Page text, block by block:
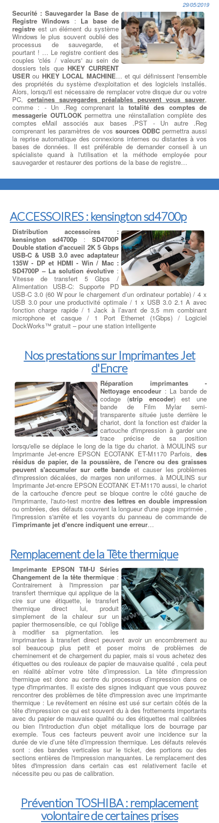
29/05/2019
Securité : Sauvegarder la Base de
Registre Windows : La base de
registre est un élément du système
Windows le plus souvent oublié des
processus de sauvegarde, et
pourtant ! … Le registre contient des
couples 'clés / valeurs' au sein de
dossiers tels que HKEY CURRENT
USER ou HKEY LOCAL MACHINE… et qui définissent l'ensemble
des propriétés du système d'exploitation et des logiciels installés.
Alors, lorsqu'il est nécessaire de remplacer votre disque dur ou votre
PC, certaines sauvegardes préalables peuvent vous sauver,
comme : - Un .Reg comprenant la totalité des comptes de
messagerie OUTLOOKpermettra une réinstallation complète des
comptes eMail associés aux bases .PST - Un autre .Reg
comprenant les paramètres de vos sources ODBCpermettra aussi
la reprise automatique des connexions internes ou distantes à vos
bases de données. Il est préférable de demander conseil à un
spécialiste quand à l'utilisation et la méthode employée pour
sauvegarder et restaurer des portions de la base de registre…
ACCESSOIRES : kensington sd4700p
Distribution accessoires :
kensington sd4700p : SD4700P
Double station d'accueil 2K 5 Gbps
USB-C & USB 3.0 avec adaptateur
135W - DP et HDMI - Win / Mac :
SD4700P – La solution évolutive :
Vitesse de transfert 5 Gbps /
Alimentation USB-C: Supporte PD
USB-C 3.0 (60 W pour le chargement d’un ordinateur portable) / 4 x
USB 3.0 pour une productivité optimale / 1 x USB 3.0 2.1 A avec
fonction charge rapide / 1 Jack à l’avant de 3,5 mm combinant
microphone et casque / 1 Port Ethernet (1Gbps) / Logiciel
DockWorks™ gratuit – pour une station intelligente
Nos prestations sur Imprimantes Jet
d'Encre
Réparation imprimantes -
Nettoyage encodeur : La bande de
codage (strip encoder) est une
bande de Film Mylar semi-
transparente située juste derrière le
chariot, dont la fonction est d'aider la
cartouche d'impression à garder une
trace précise de sa position
lorsqu'elle se déplace le long de la tige du chariot. à MOULINS sur
Imprimante Jet-encre EPSON ECOTANK ET-M1170 Parfois, des
résidus de papier, de la poussière, de l'encre ou des graisses
peuvent s'accumuler sur cette bande et causer les problèmes
d'impression décalées, de marges non uniformes. à MOULINS sur
Imprimante Jet-encre EPSON ECOTANK ET-M1170 aussi, le chariot
de la cartouche d'encre peut se bloque contre le côté gauche de
l'imprimante, l'auto-test montre des lettres en double impression
ou ombrées, des défauts couvrent la longueur d'une page imprimée ,
l'impression s'arrête et les voyants du panneau de commande de
l'imprimante jet d'encre indiquent une erreur…
Remplacement de la Tête thermique
Imprimante EPSON TM-U Séries
Changement de la tête thermique :
Contrairement à l'impression par
transfert thermique qui applique de la
cire sur une étiquette, le transfert
thermique direct lui, produit
simplement de la chaleur sur un
papier thermosensible, ce qui l'oblige
à modifier sa pigmentation. les
imprimantes à transfert direct peuvent avoir un encombrement au
sol beaucoup plus petit et poser moins de problèmes de
cheminement et de chargement du papier, mais si vous achetez des
étiquettes ou des rouleaux de papier de mauvaise qualité , cela peut
en réalité abîmer votre tête d’impression. La tête d'impression
thermique est donc au centre du processus d’impression dans ce
type d'imprimantes. Il existe des signes indiquant que vous pouvez
rencontrer des problèmes de tête d'impression avec une imprimante
thermique : Le revêtement en résine est usé sur certain côtés de la
tête d'impression ce qui est souvent du à des frottements importants
avec du papier de mauvaise qualité ou des étiquettes mal calibrées
ou bien l'introduction d'un objet métallique lors de bourrage par
exemple. Tous ces facteurs peuvent avoir une incidence sur la
durée de vie d’une tête d’impression thermique. Les défauts relevés
sont : des bandes verticales sur le ticket, des portions ou des
sections entières de l'impression manquantes. Le remplacement des
têtes d'impression dans certain cas est relativement facile et
nécessite peu ou pas de calibration.
Prévention TOSHIBA : remplacement
volontaire de certaines prises